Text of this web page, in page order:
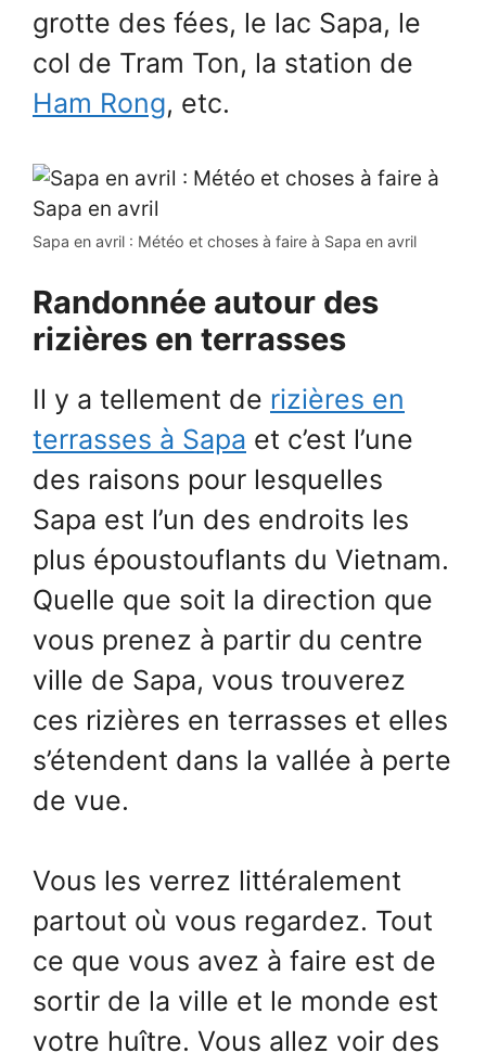
grotte des fées, le lac Sapa, le
col de Tram Ton, la station de
Ham Rong, etc.
Sapa en avril : Météo et choses à faire à Sapa en avril
Randonnée autour des
rizières en terrasses
Il y a tellement de rizières en
terrasses à Sapa et c’est l’une
des raisons pour lesquelles
Sapa est l’un des endroits les
plus époustouflants du Vietnam.
Quelle que soit la direction que
vous prenez à partir du centre
ville de Sapa, vous trouverez
ces rizières en terrasses et elles
s’étendent dans la vallée à perte
de vue.
Vous les verrez littéralement
partout où vous regardez. Tout
ce que vous avez à faire est de
sortir de la ville et le monde est
votre huître. Vous allez voir des